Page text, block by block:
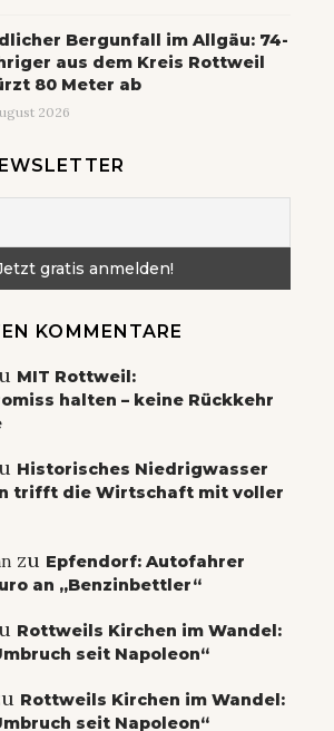
Bergunfall im Allgäu: 74-
aus dem Kreis Rottweil
80 Meter ab
2026
KOMMENTARE
MIT Rottweil:
halten – keine Rückkehr
Historisches Niedrigwasser
trifft die Wirtschaft mit voller
zu Epfendorf: Autofahrer
an „Benzinbettler“
Rottweils Kirchen im Wandel:
seit Napoleon“
Rottweils Kirchen im Wandel:
seit Napoleon“